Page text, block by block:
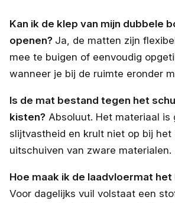
Kan ik de klep van mijn dubbele
openen? Ja, de matten zijn
mee te buigen of eenvoudig
wanneer je bij de ruimte eronder
Is de mat bestand tegen het
kisten? Absoluut. Het materiaal is
slijtvastheid en krult niet op bij het
uitschuiven van zware materialen.
Hoe maak ik de laadvloermat
Voor dagelijks vuil volstaat een